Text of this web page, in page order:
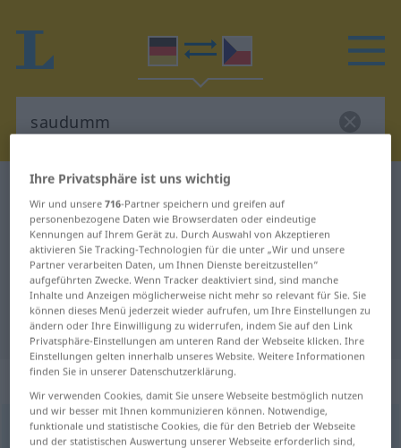
Deutsch-Tschechisch Wörterbuch
Deutsch-Tschechisch Übersetzung
für "saudumm"
"saudumm" Tschechisch
Übersetzung
„saudumm“
saudumm POP
Ihre Privatsphäre ist uns wichtig
Wir und unsere716-Partner speichern und greifen auf
personenbezogene Daten wie Browserdaten oder eindeutige
Kennungen auf Ihrem Gerät zu. Durch Auswahl von Akzeptieren
aktivieren Sie Tracking-Technologien für die unter „Wir und unsere
Partner verarbeiten Daten, um Ihnen Dienste bereitzustellen“
aufgeführten Zwecke. Wenn Tracker deaktiviert sind, sind manche
Inhalte und Anzeigen möglicherweise nicht mehr so relevant für Sie. Sie
können dieses Menü jederzeit wieder aufrufen, um Ihre Einstellungen zu
ändern oder Ihre Einwilligung zu widerrufen, indem Sie auf den Link
Privatsphäre-Einstellungen am unteren Rand der Webseite klicken. Ihre
Einstellungen gelten innerhalb unseres Website. Weitere Informationen
finden Sie in unserer Datenschutzerklärung.
Wir verwenden Cookies, damit Sie unsere Webseite bestmöglich nutzen
und wir besser mit Ihnen kommunizieren können. Notwendige,
funktionale und statistische Cookies, die für den Betrieb der Webseite
und der statistischen Auswertung unserer Webseite erforderlich sind,